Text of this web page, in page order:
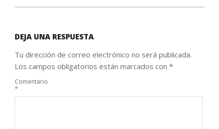
DEJA UNA RESPUESTA
Tu dirección de correo electrónico no será publicada.
Los campos obligatorios están marcados con *
Comentario
*